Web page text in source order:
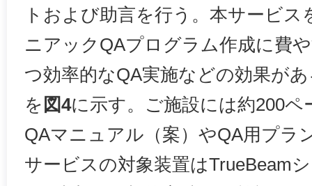
トおよび助言を行う。本サービ
ニアックQAプログラム作成に費
つ効率的なQA実施などの効果が
を 図4に示す。ご施設には約200
QAマニュアル（案）やQA用プラ
サービスの対象装置はTrueBeam